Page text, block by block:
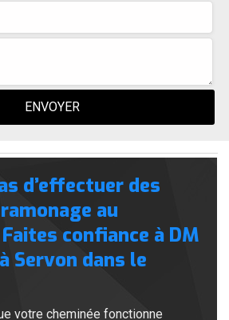
d’effectuer des
au
confiance à DM
Servon dans le
votre cheminée fonctionne